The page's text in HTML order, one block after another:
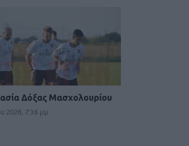
Δόξας Μασχολουρίου
2026, 7:36 μμ